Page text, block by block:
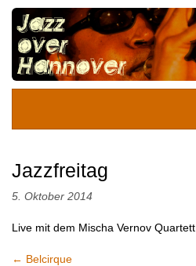
Jazzfreitag
5. Oktober 2014
Live mit dem Mischa Vernov Quartett
← Belcirque